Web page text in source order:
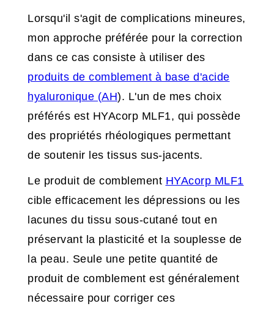
Lorsqu'il s'agit de complications mineures,
mon approche préférée pour la correction
dans ce cas consiste à utiliser des
produits de comblement à base d'acide
hyaluronique (AH). L'un de mes choix
préférés est HYAcorp MLF1, qui possède
des propriétés rhéologiques permettant
de soutenir les tissus sus-jacents.
Le produit de comblement HYAcorp MLF1
cible efficacement les dépressions ou les
lacunes du tissu sous-cutané tout en
préservant la plasticité et la souplesse de
la peau. Seule une petite quantité de
produit de comblement est généralement
nécessaire pour corriger ces